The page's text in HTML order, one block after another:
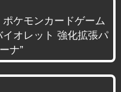
ポケモンカードゲーム
イオレット 強化拡張パ
ナ”